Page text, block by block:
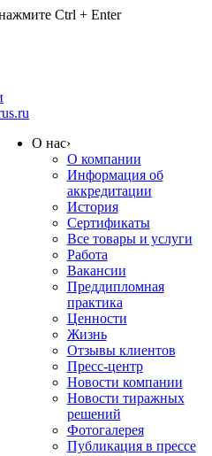
Ctrl + Enter
О нас›
О компании
Информация об
аккредитации
История
Сертификаты
Все товары и услуги
Работа
Вакансии
Преддипломная
практика
Ценности
Жизнь
Отзывы клиентов
Пресс-центр
Новости компании
Новости тиражных
решений
Фотогалерея
Публикация в прессе